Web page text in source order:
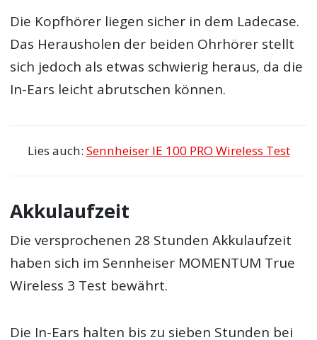
Die Kopfhörer liegen sicher in dem Ladecase.
Das Herausholen der beiden Ohrhörer stellt
sich jedoch als etwas schwierig heraus, da die
In-Ears leicht abrutschen können.
Lies auch: Sennheiser IE 100 PRO Wireless Test
Akkulaufzeit
Die versprochenen 28 Stunden Akkulaufzeit
haben sich im Sennheiser MOMENTUM True
Wireless 3 Test bewährt.
Die In-Ears halten bis zu sieben Stunden bei